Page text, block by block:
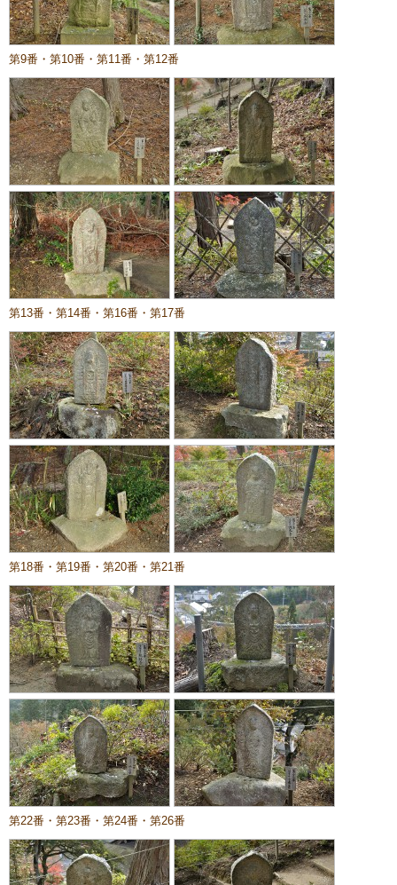
第9番・第10番・第11番・第12番
第13番・第14番・第16番・第17番
第18番・第19番・第20番・第21番
第22番・第23番・第24番・第26番